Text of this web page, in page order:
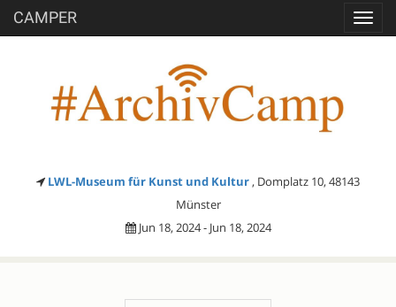
CAMPER
LWL-Museum für Kunst und Kultur , Domplatz 10, 48143
Münster
Jun 18, 2024 - Jun 18, 2024